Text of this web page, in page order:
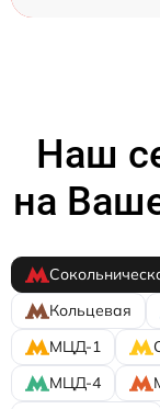
Наш
на
Кольцевая
МЦД-1
МЦД-4